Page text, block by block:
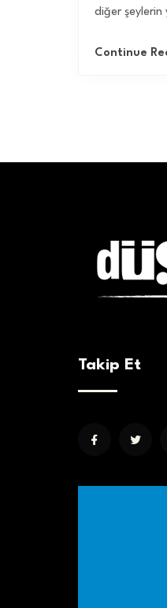
diğer şeylerin
Continue
Takip Et